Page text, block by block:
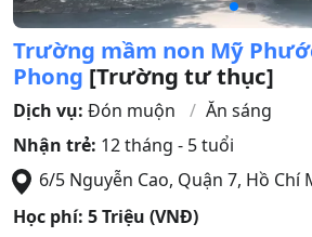
Trường mầm non Mỹ
Phong [Trường tư thục]
Dịch vụ: Đón muộn
Ăn sáng
Nhận trẻ: 12 tháng - 5 tuổi
6/5 Nguyễn Cao, Quận 7, Hồ Chí
Học phí: 5 Triệu (VNĐ)